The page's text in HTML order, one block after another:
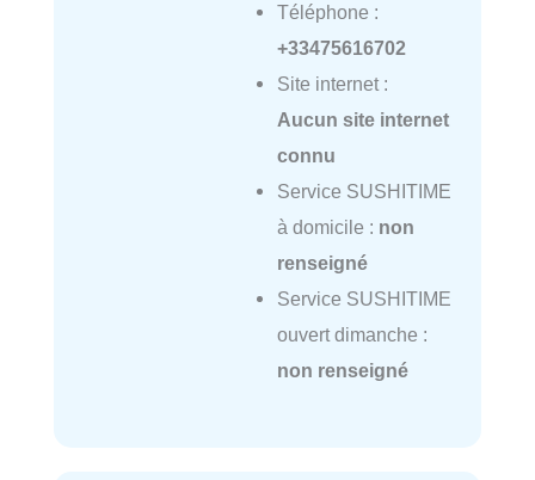
Téléphone :
+33475616702
Site internet :
Aucun site internet
connu
Service SUSHITIME
à domicile : non
renseigné
Service SUSHITIME
ouvert dimanche :
non renseigné